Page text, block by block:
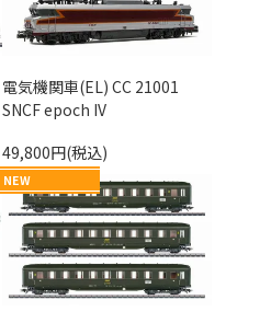
電気機関車(EL) CC 21001
SNCF epoch IV
49,800円(税込)
NEW